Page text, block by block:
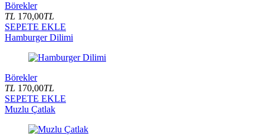
Börekler
TL 170,00TL
SEPETE EKLE
Hamburger Dilimi
Börekler
TL 170,00TL
SEPETE EKLE
Muzlu Çatlak